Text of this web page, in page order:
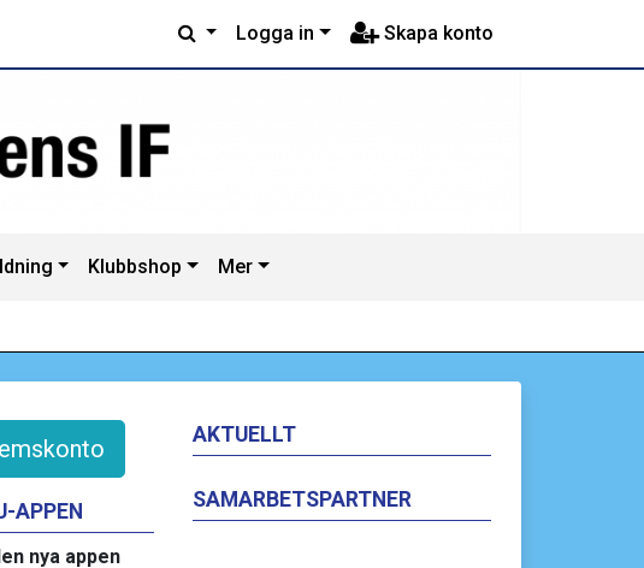
Logga in Skapa konto
Klubbshop Mer
APPEN
nya appen
AKTUELLT
SAMARBETSPARTNER